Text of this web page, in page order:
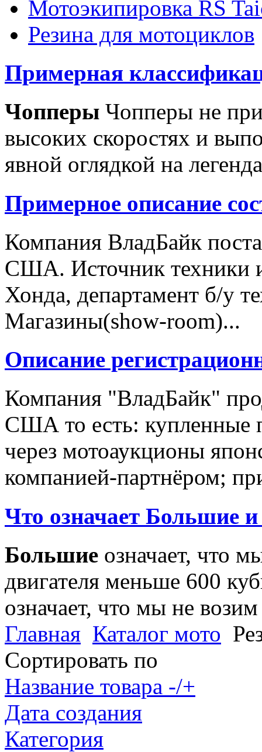
Мотоэкипировка RS
Резина для мотоциклов
Примерная
Чопперы Чопперы не
высоких скоростях и
явной оглядкой на
Примерное описание
Компания ВладБайк
США. Источник техники
Хонда, департамент б/у
Магазины(show-room)...
Описание
Компания "ВладБайк"
США то есть: купленные
через мотоаукционы
компанией-партнёром;
Что означает Большие
Большие означает, что
двигателя меньше 600
означает, что мы не
Главная Каталог мото
Сортировать по
Название товара -/+
Дата создания
Категория